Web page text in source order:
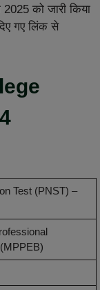
को जारी किया
गए लिंक से
Test (PNST) –